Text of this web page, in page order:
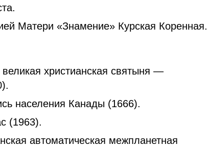
Матери «Знамение» Курская Коренная.
христианская святыня —
населения Канады (1666).
(1963).
автоматическая межпланетная